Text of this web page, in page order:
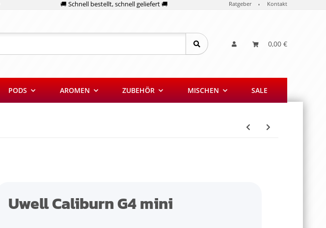
Ratgeber Kontakt
🚚 Schnell bestellt, schnell geliefert 🚚
0,00 €
PODS AROMEN ZUBEHÖR MISCHEN SALE
Uwell Caliburn G4 mini